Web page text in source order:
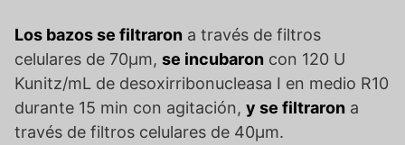
Los bazos se filtraron a través de filtros
celulares de 70μm, se incubaron con 120 U
Kunitz/mL de desoxirribonucleasa I en medio R10
durante 15 min con agitación, y se filtraron a
través de filtros celulares de 40μm.